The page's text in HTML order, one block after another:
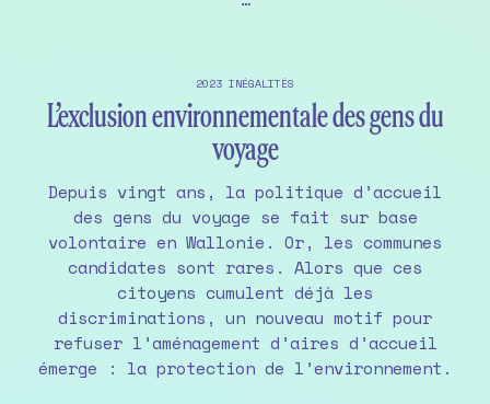
ne
trouves
pas
l’aire
d’accueil,
cherche
la
déchèterie
»
2023 INÉGALITÉS
L’exclusion environnementale des gens du
voyage
Depuis vingt ans, la politique d’accueil
des gens du voyage se fait sur base
volontaire en Wallonie. Or, les communes
candidates sont rares. Alors que ces
citoyens cumulent déjà les
discriminations, un nouveau motif pour
refuser l’aménagement d’aires d’accueil
émerge : la protection de l’environnement.